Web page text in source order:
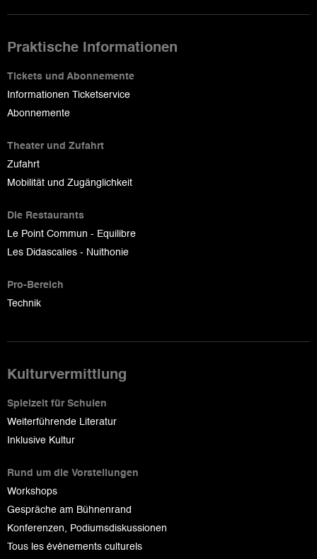
Praktische Informationen
Tickets und Abonnemente
Informationen Ticketservice
Abonnemente
Theater und Zufahrt
Zufahrt
Mobilität und Zugänglichkeit
Die Restaurants
Le Point Commun - Equilibre
Les Didascalies - Nuithonie
Pro-Bereich
Technik
Kulturvermittlung
Spielzeit für Schulen
Weiterführende Literatur
Inklusive Kultur
Rund um die Vorstellungen
Workshops
Gespräche am Bühnenrand
Konferenzen, Podiumsdiskussionen
Tous les événements culturels